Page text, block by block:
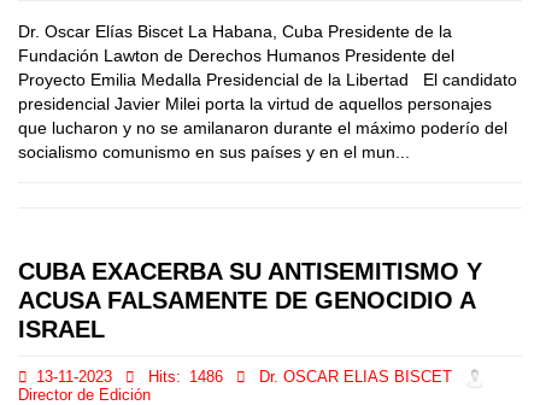
Dr. Oscar Elías Biscet La Habana, Cuba Presidente de la
Fundación Lawton de Derechos Humanos Presidente del
Proyecto Emilia Medalla Presidencial de la Libertad El candidato
presidencial Javier Milei porta la virtud de aquellos personajes
que lucharon y no se amilanaron durante el máximo poderío del
socialismo comunismo en sus países y en el mun...
CUBA EXACERBA SU ANTISEMITISMO Y
ACUSA FALSAMENTE DE GENOCIDIO A
ISRAEL
13-11-2023 Hits: 1486
Dr. OSCAR ELIAS BISCET
Director de Edición